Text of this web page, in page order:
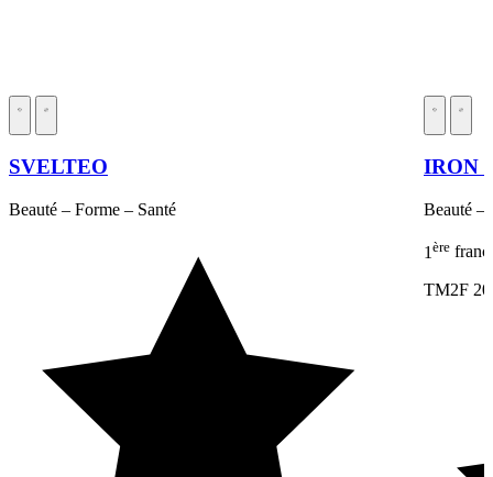
SVELTEO
Beauté – Forme – Santé
IRON
Beauté –
1 ère
TM2F